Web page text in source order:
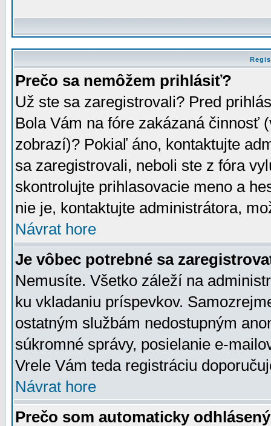
Prečo sa nemôžem prihlásiť?
Už ste sa zaregistrovali? Pred
Bola Vám na fóre zakázaná činnosť
zobrazí)? Pokiaľ áno, kontaktujte
sa zaregistrovali, neboli ste z fóra
skontrolujte prihlasovacie meno a
nie je, kontaktujte administrátora,
Návrat hore
Je vôbec potrebné sa
Nemusíte. Všetko záleží na
ku vkladaniu príspevkov.
ostatným službám nedostupným
súkromné správy, posielanie e-
Vrele Vám teda registráciu
Návrat hore
Prečo som automaticky